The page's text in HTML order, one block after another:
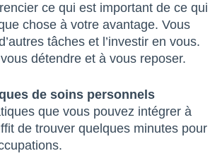
ce qui est important de ce qui
chose à votre avantage. Vous
tâches et l’investir en vous.
détendre et à vous reposer.
de soins personnels
que vous pouvez intégrer à
de trouver quelques minutes pour